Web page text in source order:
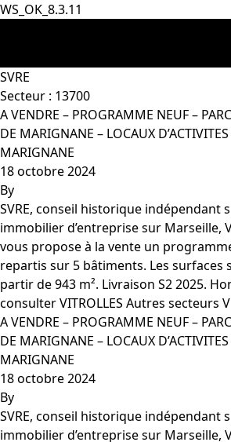
WS_OK_8.3.11
Aller au contenu
SVRE
Secteur : 13700
A VENDRE – PROGRAMME NEUF –
DE MARIGNANE – LOCAUX
MARIGNANE
18 octobre 2024
By
SVRE, conseil historique indépendant
immobilier d’entreprise sur Marseille,
vous propose à la vente un
repartis sur 5 bâtiments. Les surfaces
partir de 943 m². Livraison S2 2025.
consulter VITROLLES Autres secteurs
A VENDRE – PROGRAMME NEUF –
DE MARIGNANE – LOCAUX
MARIGNANE
18 octobre 2024
By
SVRE, conseil historique indépendant
immobilier d’entreprise sur Marseille,